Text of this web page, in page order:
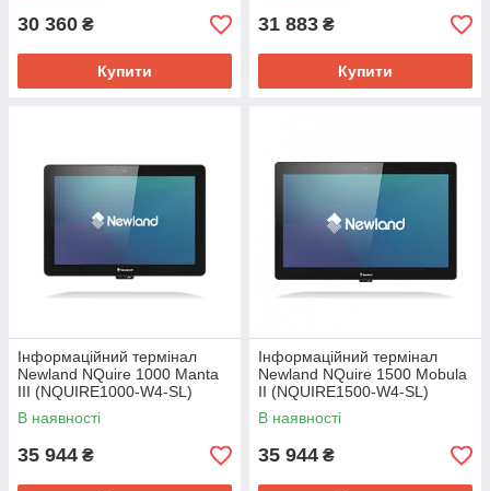
30 360 ₴
Купити
31 883 ₴
Купити
Інформаційний термінал
Newland NQuire 1000 Manta
III (NQUIRE1000-W4-SL)
В наявності
35 944 ₴
Інформаційний термінал
Newland NQuire 1500 Mobula
II (NQUIRE1500-W4-SL)
В наявності
35 944 ₴